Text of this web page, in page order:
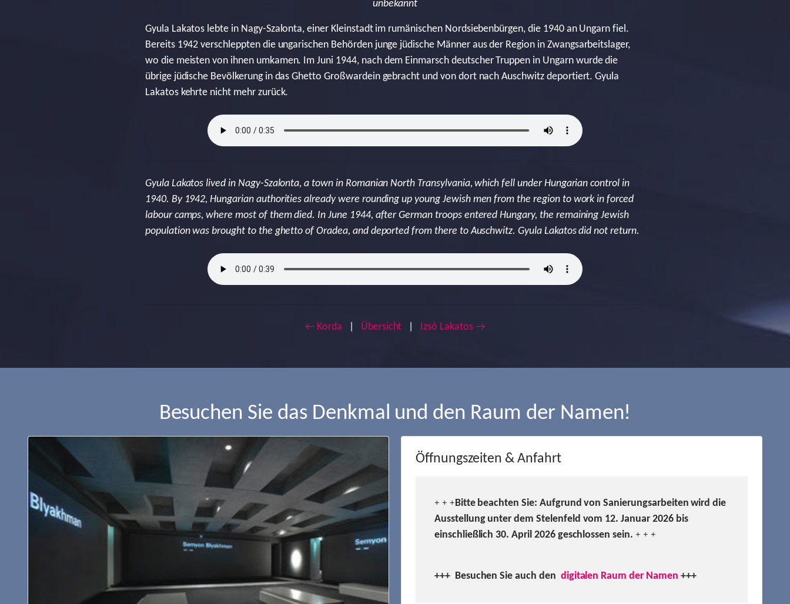
unbekannt
Gyula Lakatos lebte in Nagy-Szalonta, einer Kleinstadt im rumänischen Nordsiebenbürgen, die 1940 an Ungarn fiel.
Bereits 1942 verschleppten die ungarischen Behörden junge jüdische Männer aus der Region in Zwangsarbeitslager,
wo die meisten von ihnen umkamen. Im Juni 1944, nach dem Einmarsch deutscher Truppen in Ungarn wurde die
übrige jüdische Bevölkerung in das Ghetto Großwardein gebracht und von dort nach Auschwitz deportiert. Gyula
Lakatos kehrte nicht mehr zurück.
Gyula Lakatos lived in Nagy-Szalonta, a town in Romanian North Transylvania, which fell under Hungarian control in
1940. By 1942, Hungarian authorities already were rounding up young Jewish men from the region to work in forced
labour camps, where most of them died. In June 1944, after German troops entered Hungary, the remaining Jewish
population was brought to the ghetto of Oradea, and deported from there to Auschwitz. Gyula Lakatos did not return.
← Korda Übersicht Izsó Lakatos →
Besuchen Sie das Denkmal und den Raum der Namen!
Öffnungszeiten & Anfahrt
+ + +Bitte beachten Sie: Aufgrund von Sanierungsarbeiten wird die
Ausstellung unter dem Stelenfeld vom 12. Januar 2026 bis
einschließlich 30. April 2026 geschlossen sein. + + +
+++ Besuchen Sie auch den digitalen Raum der Namen +++